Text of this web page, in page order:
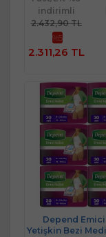
indirimli
2.432,90 TL
%5
2.311,26 TL
Depend
Yetişkin Bezi